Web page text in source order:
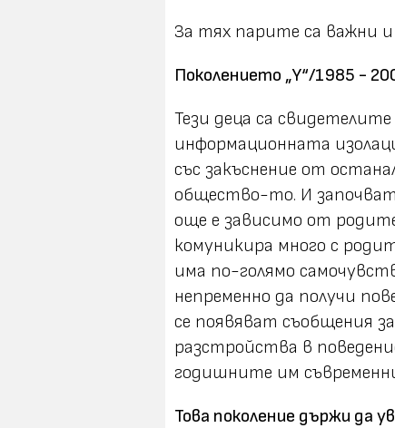
За тях парите са важни
Поколението „Y“/1985 -
Тези деца са
информационната
със закъснение от
общество-то. И започват
още е зависимо от
комуникира много с
има по-голямо
непременно да получи
се появяват съобщения
разстройства в
годишните им
Това поколение държи да